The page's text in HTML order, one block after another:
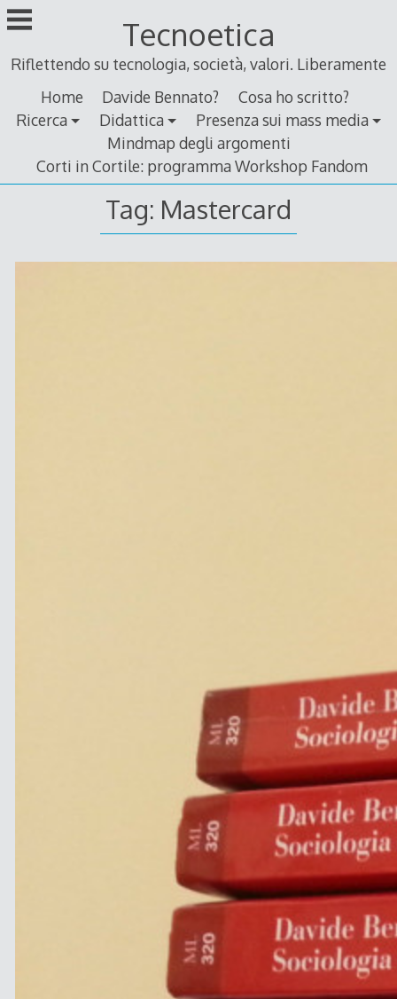
Skip
to
Tecnoetica
Riflettendo su tecnologia, società, valori. Liberamente
Home
Davide Bennato?
Cosa ho scritto?
Ricerca
Didattica
Presenza sui mass media
Mindmap degli argomenti
Corti in Cortile: programma Workshop Fandom
Tag: Mastercard